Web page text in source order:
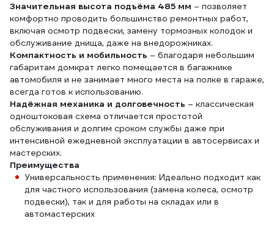
Значительная высота подъёма 485 мм – позволяет
комфортно проводить большинство ремонтных работ,
включая осмотр подвески, замену тормозных колодок и
обслуживание днища, даже на внедорожниках.
Компактность и мобильность – благодаря небольшим
габаритам домкрат легко помещается в багажнике
автомобиля и не занимает много места на полке в гараже,
всегда готов к использованию.
Надёжная механика и долговечность – классическая
одноштоковая схема отличается простотой
обслуживания и долгим сроком службы даже при
интенсивной ежедневной эксплуатации в автосервисах и
мастерских.
Преимущества
Универсальность применения: Идеально подходит как
для частного использования (замена колеса, осмотр
подвески), так и для работы на складах или в
автомастерских